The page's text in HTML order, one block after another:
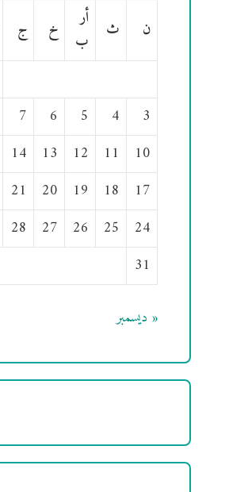
ن
ث
أر
ب
خ ج
3
4
5
6
7
10
11
12
13
14
17
18
19
20
21
24
25
26
27
28
31
« ديسمبر